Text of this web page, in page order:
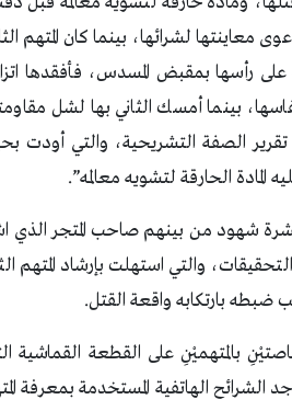
معاينتها لشرائها، بينما كان المتهم
على رأسها بمقبض المسدس، فأفقدها
بينما أمسك الثاني بها لشل
الصفة التشريحية، والتي أودت
الحارقة لتشويه معالمه”.
شهود من بينهم صاحب المتجر الذي
والتي استهلت بإرشاد المتهم
ضبطه بارتكابه واقعة القتل.
بالمتهميْنِ على القطعة القماشية
الهاتفية المستخدمة بمعرفة